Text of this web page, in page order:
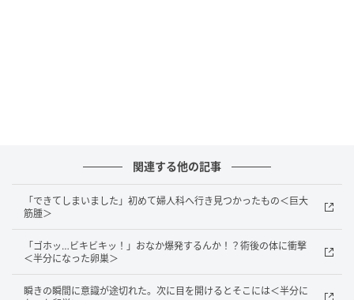
た。中を見ると、そこにはきれいに畳まれた替えの白
衣が。聞けば、遠い更衣室までわざわざ走って取りに
行ってくれたそうです。
「忙しいのにすみません……」
謝る私に、先輩はやさしくこう返してくれました。
関連する他の記事
「できてしまいました」初めて婦人科へ行き見つかったもの＜巨大
筋腫＞
「ゴホッ…ビキビキッ！」おなか爆発するんか！？術後の体に衝撃
＜半分になった卵巣＞
瞬きの瞬間に意識が途切れた。次に目を開けるとそこには＜半分に